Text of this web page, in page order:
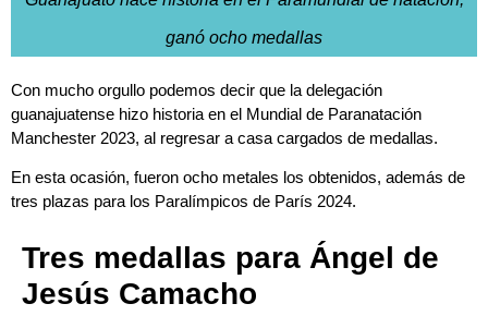
ganó ocho medallas
Con mucho orgullo podemos decir que la delegación
guanajuatense hizo historia en el Mundial de Paranatación
Manchester 2023, al regresar a casa cargados de medallas.
En esta ocasión, fueron ocho metales los obtenidos, además de
tres plazas para los Paralímpicos de París 2024.
Tres medallas para Ángel de
Jesús Camacho